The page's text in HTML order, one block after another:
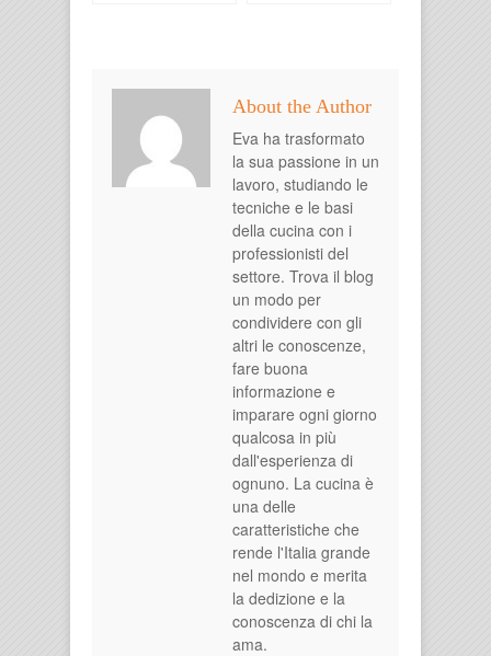
About the Author
Eva ha trasformato
la sua passione in un
lavoro, studiando le
tecniche e le basi
della cucina con i
professionisti del
settore. Trova il blog
un modo per
condividere con gli
altri le conoscenze,
fare buona
informazione e
imparare ogni giorno
qualcosa in più
dall'esperienza di
ognuno. La cucina è
una delle
caratteristiche che
rende l'Italia grande
nel mondo e merita
la dedizione e la
conoscenza di chi la
ama.